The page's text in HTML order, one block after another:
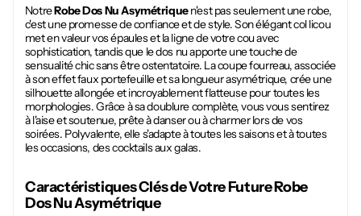
NotreRobe Dos Nu Asymétriquen'est pas seulement une robe,
c'est une promesse de confiance et de style. Son élégant col licou
met en valeur vos épaules et la ligne de votre cou avec
sophistication, tandis que le dos nu apporte une touche de
sensualité chic sans être ostentatoire. La coupe fourreau, associée
à son effet faux portefeuille et sa longueur asymétrique, crée une
silhouette allongée et incroyablement flatteuse pour toutes les
morphologies. Grâce à sa doublure complète, vous vous sentirez
à l'aise et soutenue, prête à danser ou à charmer lors de vos
soirées. Polyvalente, elle s'adapte à toutes les saisons et à toutes
les occasions, des cocktails aux galas.
Caractéristiques Clés de Votre FutureRobe
Dos Nu Asymétrique